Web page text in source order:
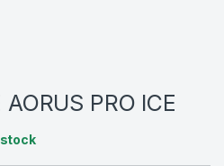
PRO ICE
stock